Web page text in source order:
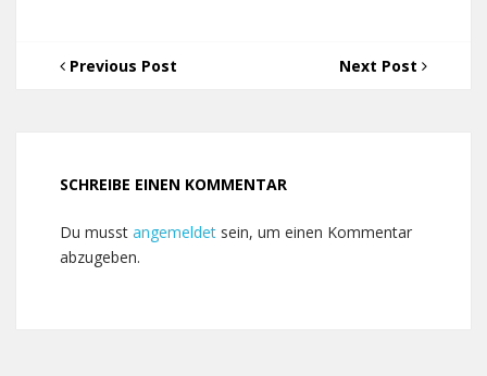
Previous Post Next Post
SCHREIBE EINEN KOMMENTAR
Du musst angemeldet sein, um einen Kommentar
abzugeben.